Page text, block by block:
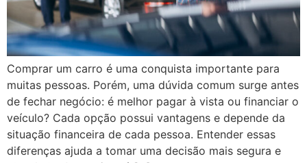
Comprar um carro é uma conquista importante para
muitas pessoas. Porém, uma dúvida comum surge antes
de fechar negócio: é melhor pagar à vista ou financiar o
veículo? Cada opção possui vantagens e depende da
situação financeira de cada pessoa. Entender essas
diferenças ajuda a tomar uma decisão mais segura e